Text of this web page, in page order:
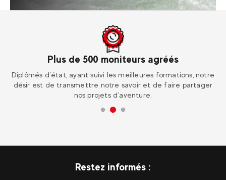
Plus de 500 moniteurs agréés
Diplômés d’état, ayant suivi les meilleures formations, notre
désir est de transmettre notre savoir et de faire partager
nos projets d’aventure.
Restez informés :